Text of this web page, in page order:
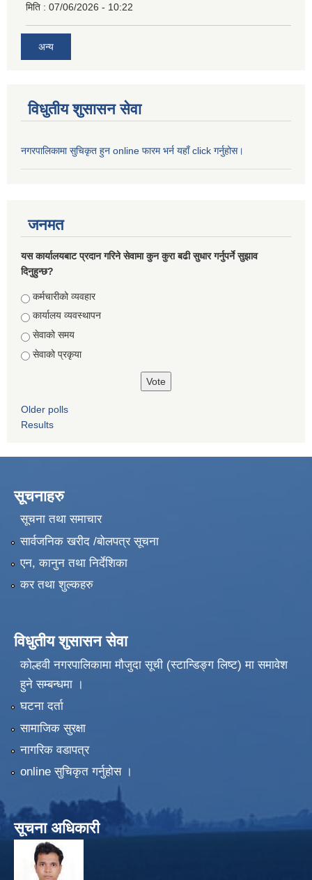
मिति : 07/06/2026 - 10:22
अन्य
विधुतीय शुसासन सेवा
नगरपालिकामा सुचिकृत हुन online फारम भर्न यहाँ click गर्नुहोस।
जनमत
यस कार्यालयबाट प्रदान गरिने सेवामा कुन कुरा बढी सुधार गर्नुपर्ने सुझाव
दिनुहुन्छ?
Choices
कर्मचारीको व्यवहार
कार्यालय व्यवस्थापन
सेवाको समय
सेवाको प्रकृया
Older polls
Results
सूचनाहरु
सूचना तथा समाचार
सार्वजनिक खरीद /बोलपत्र सूचना
एन, कानुन तथा निर्देशिका
कर तथा शुल्कहरु
विधुतीय शुसासन सेवा
कोल्हवी नगरपालिकामा मौजुदा सूची (स्टान्डिङ्ग लिष्ट) मा समावेश
हुने सम्बन्धमा ।
घटना दर्ता
सामाजिक सुरक्षा
नागरिक वडापत्र
online सुचिकृत गर्नुहोस ।
सूचना अधिकारी